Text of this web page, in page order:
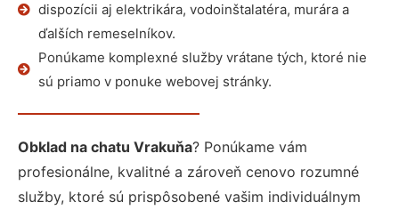
dispozícii aj elektrikára, vodoinštalatéra, murára a
ďalších remeselníkov.
Ponúkame komplexné služby vrátane tých, ktoré nie
sú priamo v ponuke webovej stránky.
Obklad na chatu Vrakuňa? Ponúkame vám
profesionálne, kvalitné a zároveň cenovo rozumné
služby, ktoré sú prispôsobené vašim individuálnym